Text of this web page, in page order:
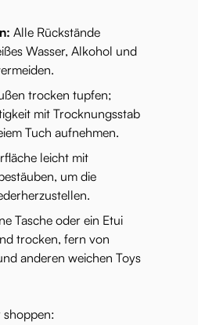
Alle Rückstände
Wasser, Alkohol und
trocken tupfen;
mit Trocknungsstab
Tuch aufnehmen.
leicht mit
um die
Tasche oder ein Etui
trocken, fern von
anderen weichen Toys
shoppen: